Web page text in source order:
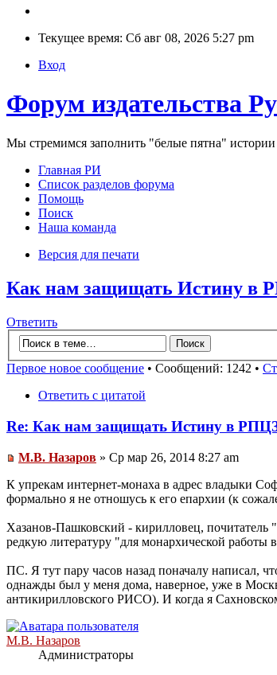
Текущее время: Сб авг 08, 2026 5:27 pm
Вход
Форум издательства
Мы стремимся заполнить "белые пятна"
Главная РИ
Список разделов форума
Помощь
Поиск
Наша команда
Версия для печати
Как нам защищать Истину в
Ответить
Первое новое сообщение • Сообщений: 1242 •
Ответить с цитатой
Re: Как нам защищать Истину в
М.В. Назаров » Ср мар 26, 2014 8:27 am
К упрекам интернет-монаха в адрес владыки
формально я не отношусь к его епархии (к
Хазанов-Пашковский - кирилловец,
редкую литературу "для монархической работы
ПС. Я тут пару часов назад поначалу написал,
однажды был у меня дома, наверное, уже в
антикирилловского РИСО). И когда я
М.В. Назаров
Администраторы